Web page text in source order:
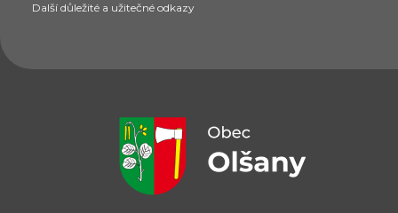
Další důležité a užitečné odkazy